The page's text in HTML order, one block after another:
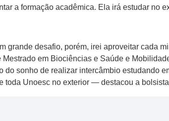
a formação acadêmica. Ela irá estudar no
grande desafio, porém, irei aproveitar cada
em Biociências e Saúde e
do sonho de realizar intercâmbio estudando
toda Unoesc no exterior — destacou a